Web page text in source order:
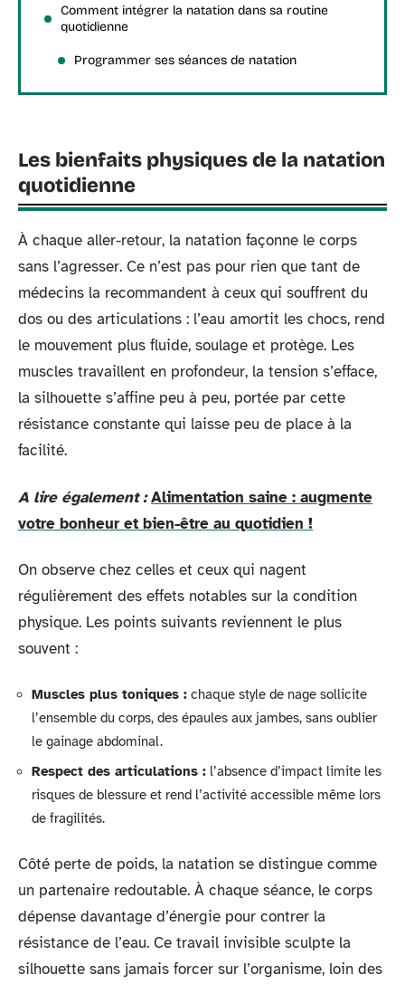
Comment intégrer la natation dans sa routine
quotidienne
Programmer ses séances de natation
Les bienfaits physiques de la natation
quotidienne
À chaque aller-retour, la natation façonne le corps
sans l’agresser. Ce n’est pas pour rien que tant de
médecins la recommandent à ceux qui souffrent du
dos ou des articulations : l’eau amortit les chocs, rend
le mouvement plus fluide, soulage et protège. Les
muscles travaillent en profondeur, la tension s’efface,
la silhouette s’affine peu à peu, portée par cette
résistance constante qui laisse peu de place à la
facilité.
A lire également : Alimentation saine : augmente
votre bonheur et bien-être au quotidien !
On observe chez celles et ceux qui nagent
régulièrement des effets notables sur la condition
physique. Les points suivants reviennent le plus
souvent :
Muscles plus toniques : chaque style de nage sollicite
l’ensemble du corps, des épaules aux jambes, sans oublier
le gainage abdominal.
Respect des articulations : l’absence d’impact limite les
risques de blessure et rend l’activité accessible même lors
de fragilités.
Côté perte de poids, la natation se distingue comme
un partenaire redoutable. À chaque séance, le corps
dépense davantage d’énergie pour contrer la
résistance de l’eau. Ce travail invisible sculpte la
silhouette sans jamais forcer sur l’organisme, loin des